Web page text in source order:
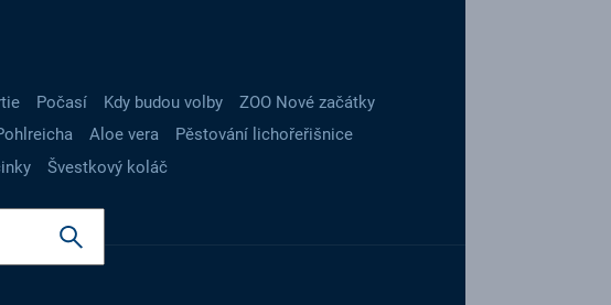
Počasí Kdy budou volby
ZOO Nové začátky
Aloe vera
Pěstování lichořeřišnice
Švestkový koláč